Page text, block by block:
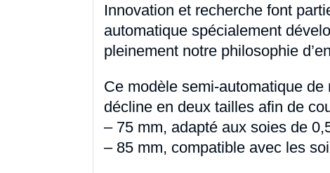
Innovation et recherche font
automatique spécialement
pleinement notre philosophie
Ce modèle semi-automatique
décline en deux tailles afin de
– 75 mm, adapté aux soies de
– 85 mm, compatible avec les